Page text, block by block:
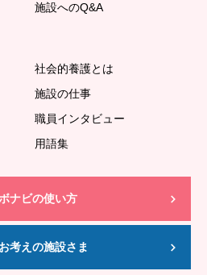
施設へのQ&A
社会的養護とは
施設の仕事
職員インタビュー
用語集
ナビの使い方
考えの施設さま